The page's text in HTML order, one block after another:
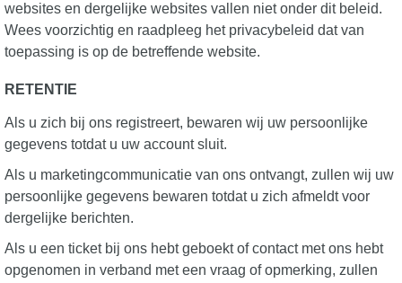
websites en dergelijke websites vallen niet onder dit beleid.
Wees voorzichtig en raadpleeg het privacybeleid dat van
toepassing is op de betreffende website.
RETENTIE
Als u zich bij ons registreert, bewaren wij uw persoonlijke
gegevens totdat u uw account sluit.
Als u marketingcommunicatie van ons ontvangt, zullen wij uw
persoonlijke gegevens bewaren totdat u zich afmeldt voor
dergelijke berichten.
Als u een ticket bij ons hebt geboekt of contact met ons hebt
opgenomen in verband met een vraag of opmerking, zullen